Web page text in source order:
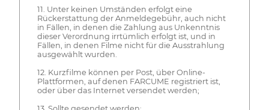
11. Unter keinen Umständen erfolgt eine
Rückerstattung der Anmeldegebühr, auch nicht
in Fällen, in denen die Zahlung aus Unkenntnis
dieser Verordnung irrtümlich erfolgt ist, und in
Fällen, in denen Filme nicht für die Ausstrahlung
ausgewählt wurden.
12. Kurzfilme können per Post, über Online-
Plattformen, auf denen FARCUME registriert ist,
oder über das Internet versendet werden;